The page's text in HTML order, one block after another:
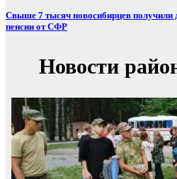
Свыше 7 тысяч новосибирцев
пенсии от СФР